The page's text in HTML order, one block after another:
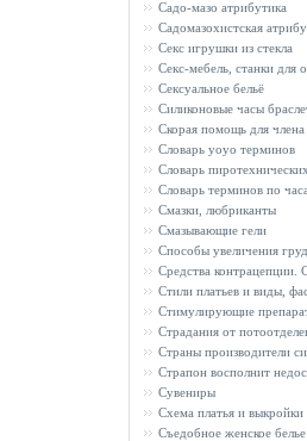
Садо-мазо атрибутика
Садомазохистская
Секс игрушки из стекла
Секс-мебель, станки для
Сексуальное бельё
Силиконовые часы
Скорая помощь для
Словарь yoyo терминов
Словарь
Словарь терминов по
Смазки, любриканты
Смазывающие гели
Способы увеличения
Средства контрацепции.
Стили платьев и виды,
Стимулирующие
Страдания от
Страны производители
Страпон восполнит
Сувениры
Схема платья и выкройки
Съедобное женское белье